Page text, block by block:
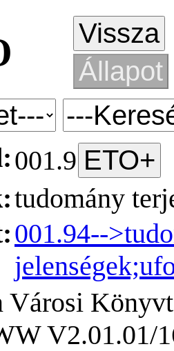
001.9
tudomány
001.94--
Városi
V2.01.01/